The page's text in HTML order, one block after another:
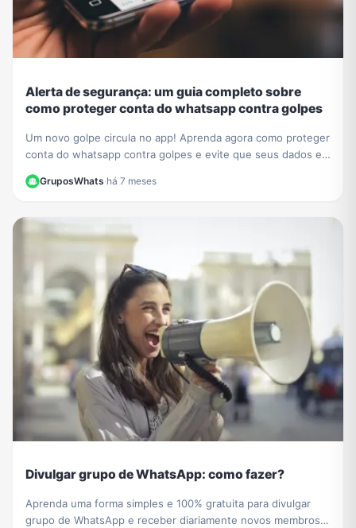
Alerta de segurança: um guia completo sobre
como proteger conta do whatsapp contra golpes
Um novo golpe circula no app! Aprenda agora como proteger
conta do whatsapp contra golpes e evite que seus dados e
GruposWhats·há 7 meses
Divulgar grupo de WhatsApp: como fazer?
Aprenda uma forma simples e 100% gratuita para divulgar
grupo de WhatsApp e receber diariamente novos membros e